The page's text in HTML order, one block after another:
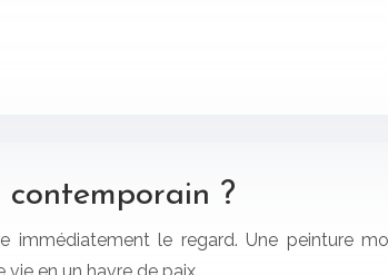
?
le regard. Une peinture